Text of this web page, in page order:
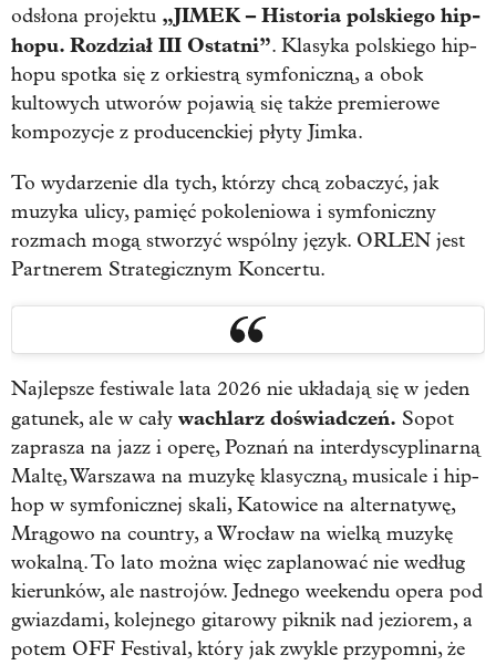
odsłona projektu „JIMEK – Historia polskiego hip-
hopu. Rozdział III Ostatni”. Klasyka polskiego hip-
hopu spotka się z orkiestrą symfoniczną, a obok
kultowych utworów pojawią się także premierowe
kompozycje z producenckiej płyty Jimka.
To wydarzenie dla tych, którzy chcą zobaczyć, jak
muzyka ulicy, pamięć pokoleniowa i symfoniczny
rozmach mogą stworzyć wspólny język. ORLEN jest
Partnerem Strategicznym Koncertu.
Najlepsze festiwale lata 2026 nie układają się w jeden
gatunek, ale w cały wachlarz doświadczeń. Sopot
zaprasza na jazz i operę, Poznań na interdyscyplinarną
Maltę, Warszawa na muzykę klasyczną, musicale i hip-
hop w symfonicznej skali, Katowice na alternatywę,
Mrągowo na country, a Wrocław na wielką muzykę
wokalną. To lato można więc zaplanować nie według
kierunków, ale nastrojów. Jednego weekendu opera pod
gwiazdami, kolejnego gitarowy piknik nad jeziorem, a
potem OFF Festival, który jak zwykle przypomni, że